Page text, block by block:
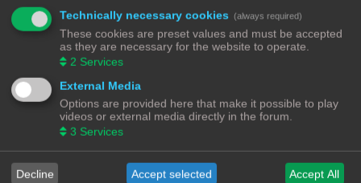
Doorzoek subforums:
Nee
Alleen berichtonderwerpen en tekst
Alleen tekst
Alleen onderwerptitels
Alleen eerste bericht van onderwerp
Technically necessary cookies (always required)
These cookies are preset values and must be accepted
as they are necessary for the website to operate.
2 Services
External Media
Options are provided here that make it possible to play
videos or external media directly in the forum.
3 Services
Decline Accept selected Accept All